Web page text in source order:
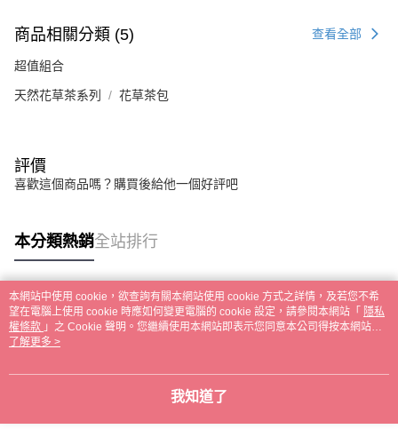
商品相關分類 (5) 查看全部
超值組合
天然花草茶系列 花草茶包
評價
喜歡這個商品嗎？購買後給他一個好評吧
本分類熱銷全站排行
熱門標籤
本網站中使用 cookie，欲查詢有關本網站使用 cookie 方式之詳情，及若您不希
望在電腦上使用 cookie 時應如何變更電腦的 cookie 設定，請參閱本網站「 隱私
權條款 」之 Cookie 聲明。您繼續使用本網站即表示您同意本公司得按本網站使
用條款之 Cookie 聲明使用 cookie。
了解更多 >
我知道了